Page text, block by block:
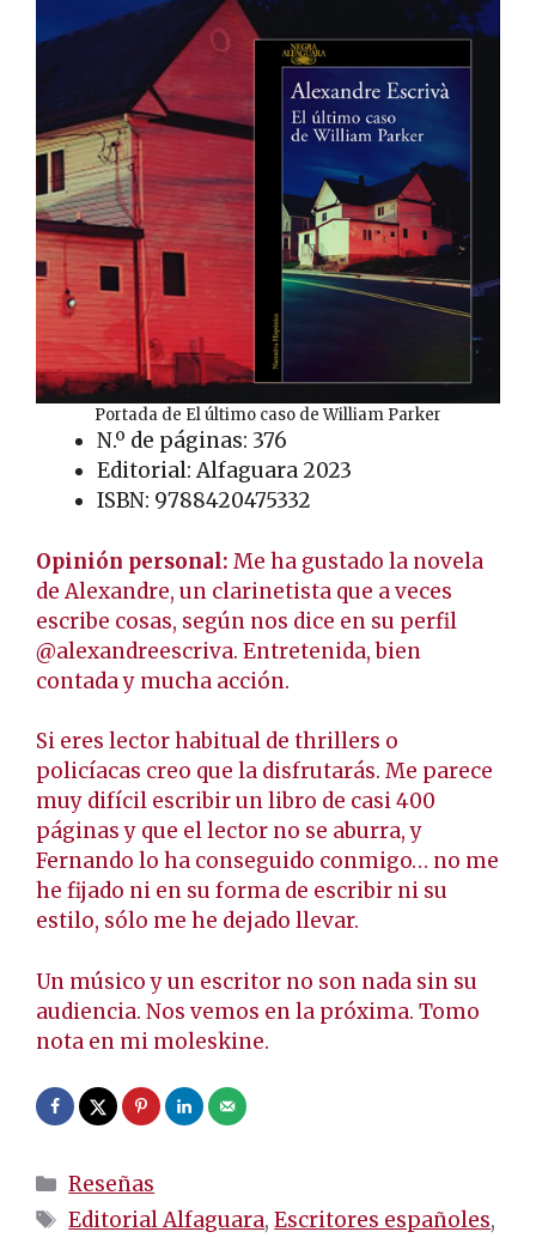
Portada de El último caso de William Parker
N.º de páginas: 376
Editorial: Alfaguara 2023
ISBN: 9788420475332
Opinión personal: Me ha gustado la novela
de Alexandre, un clarinetista que a veces
escribe cosas, según nos dice en su perfil
@alexandreescriva. Entretenida, bien
contada y mucha acción.
Si eres lector habitual de thrillers o
policíacas creo que la disfrutarás. Me parece
muy difícil escribir un libro de casi 400
páginas y que el lector no se aburra, y
Fernando lo ha conseguido conmigo… no me
he fijado ni en su forma de escribir ni su
estilo, sólo me he dejado llevar.
Un músico y un escritor no son nada sin su
audiencia. Nos vemos en la próxima. Tomo
nota en mi moleskine.
Categorías
Reseñas
Etiquetas
Editorial Alfaguara,Escritores españoles,